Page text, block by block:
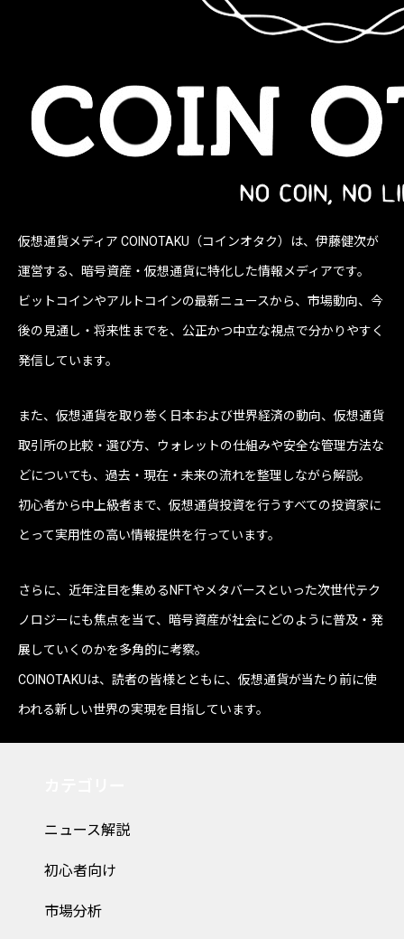
仮想通貨メディア COINOTAKU（コインオタク）は、伊藤健次が
運営する、暗号資産・仮想通貨に特化した情報メディアです。
ビットコインやアルトコインの最新ニュースから、市場動向、今
後の見通し・将来性までを、公正かつ中立な視点で分かりやすく
発信しています。
また、仮想通貨を取り巻く日本および世界経済の動向、仮想通貨
取引所の比較・選び方、ウォレットの仕組みや安全な管理方法な
どについても、過去・現在・未来の流れを整理しながら解説。
初心者から中上級者まで、仮想通貨投資を行うすべての投資家に
とって実用性の高い情報提供を行っています。
さらに、近年注目を集めるNFTやメタバースといった次世代テク
ノロジーにも焦点を当て、暗号資産が社会にどのように普及・発
展していくのかを多角的に考察。
COINOTAKUは、読者の皆様とともに、仮想通貨が当たり前に使
われる新しい世界の実現を目指しています。
ニュース解説
初心者向け
市場分析